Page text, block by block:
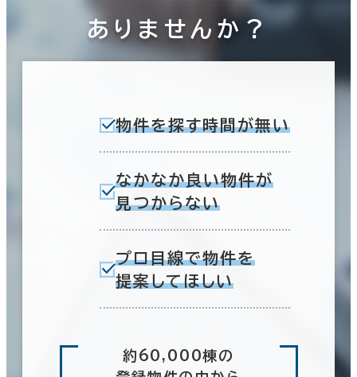
ありませんか？
物件を探す時間が無い
なかなか良い物件が
見つからない
プロ目線で物件を
提案してほしい
約60,000棟の